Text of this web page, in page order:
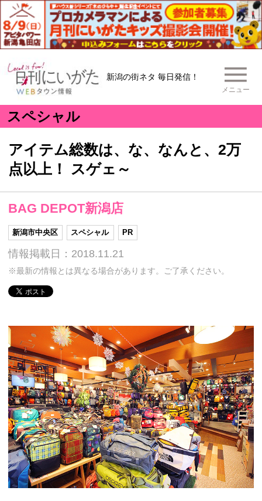
新潟の街ネタ 毎日発信！
メニュー
スペシャル
アイテム総数は、な、なんと、2万
点以上！ スゲェ～
BAG DEPOT新潟店
新潟市中央区 スペシャル PR
情報掲載日：2018.11.21
※最新の情報とは異なる場合があります。ご了承ください。